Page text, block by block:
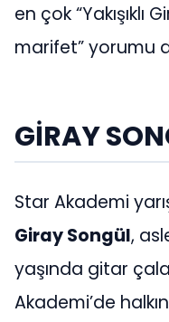
en çok “Yakışıklı
marifet” yorumu
GİRAY
Star Akademi
Giray Songül,
yaşında gitar
Akademi’de